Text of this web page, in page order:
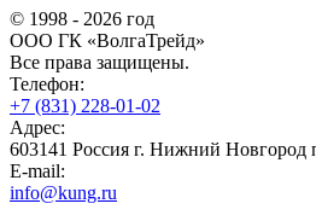
© 1998 - 2026 год
ООО ГК «ВолгаТрейд»
Все права защищены.
Телефон:
+7 (831) 228-01-02
Адрес:
603141 Россия г. Нижний Новгород
E-mail:
info@kung.ru